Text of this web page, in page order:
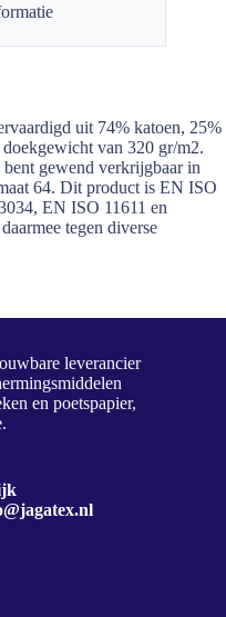
uit 74% katoen, 25%
doekgewicht van 320 gr/m2.
gewend verkrijgbaar in
64. Dit product is EN ISO
EN ISO 11611 en
tegen diverse
leverancier
en poetspapier,